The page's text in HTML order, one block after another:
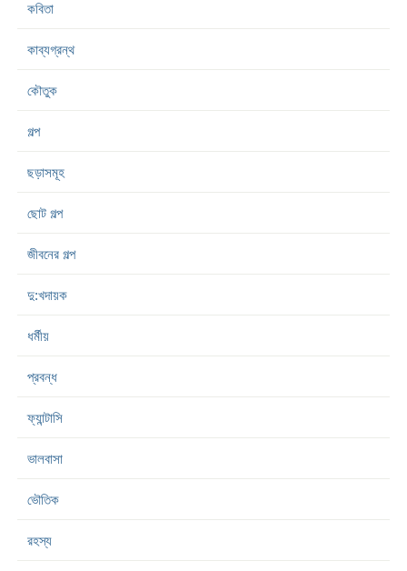
কবিতা
কাব্যগ্রন্থ
কৌতুক
গল্প
ছড়াসমূহ
ছোট গল্প
জীবনের গল্প
দু:খদায়ক
ধর্মীয়
প্রবন্ধ
ফ্যান্টাসি
ভালবাসা
ভৌতিক
রহস্য